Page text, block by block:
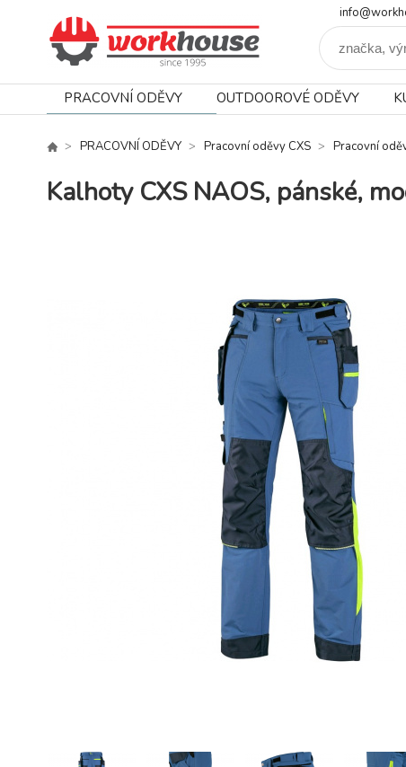
PRACOVNÍ ODĚVY OUTDOOROVÉ ODĚVY
PRACOVNÍ ODĚVY Pracovní oděvy CXS Pracovní
Kalhoty CXS NAOS, pánské,